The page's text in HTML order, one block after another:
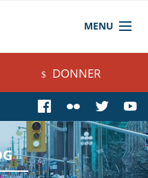
MENU
DONNER